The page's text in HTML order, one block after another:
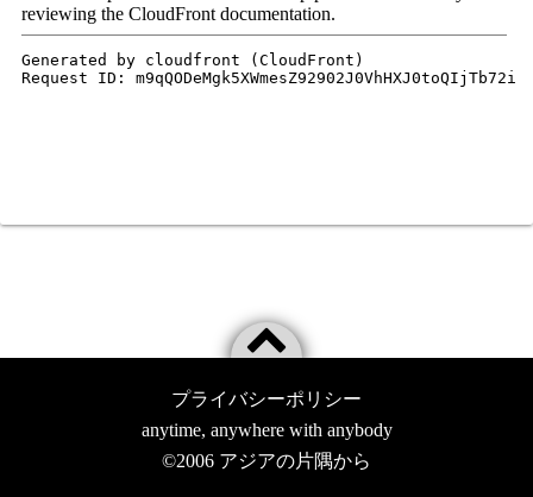
プライバシーポリシー
anytime, anywhere with anybody
©2006 アジアの片隅から